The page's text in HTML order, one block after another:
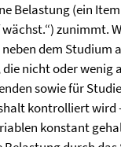
Belastung (ein
zunimmt.
dem Studium
nicht oder wenig
sowie für
kontrolliert wird
konstant